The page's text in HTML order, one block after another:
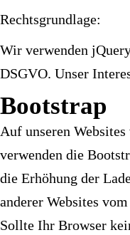
Rechtsgrundlage:
Wir verwenden
DSGVO. Unser
Bootstrap
Auf unseren
verwenden die
die Erhöhung der
anderer Websites
Sollte Ihr Browser